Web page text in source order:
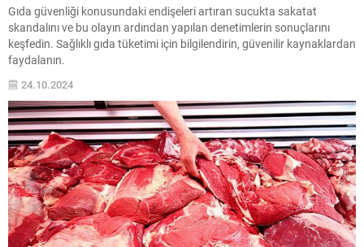
Gıda güvenliği konusundaki endişeleri artıran sucukta sakatat
skandalını ve bu olayın ardından yapılan denetimlerin sonuçlarını
keşfedin. Sağlıklı gıda tüketimi için bilgilendirin, güvenilir kaynaklardan
faydalanın.
24.10.2024